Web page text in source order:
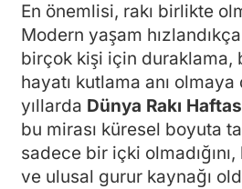
En önemlisi, rakı birlikte
Modern yaşam hızlandıkça
birçok kişi için duraklama,
hayatı kutlama anı
yıllarda Dünya Rakı
bu mirası küresel boyuta
sadece bir içki
ve ulusal gurur kaynağı